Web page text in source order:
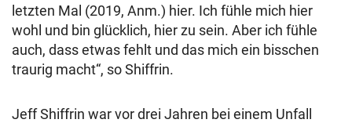
letzten Mal (2019, Anm.) hier. Ich fühle mich hier
wohl und bin glücklich, hier zu sein. Aber ich fühle
auch, dass etwas fehlt und das mich ein bisschen
traurig macht“, so Shiffrin.
Jeff Shiffrin war vor drei Jahren bei einem Unfall